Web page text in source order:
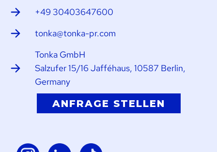
+49 30403647600
tonka@tonka-pr.com
Tonka GmbH
Salzufer 15/16 Jafféhaus, 10587 Berlin,
Germany
ANFRAGE STELLEN